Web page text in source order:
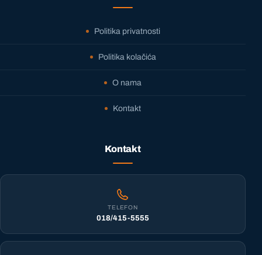
Politika privatnosti
Politika kolačića
O nama
Kontakt
Kontakt
TELEFON
018/415-5555